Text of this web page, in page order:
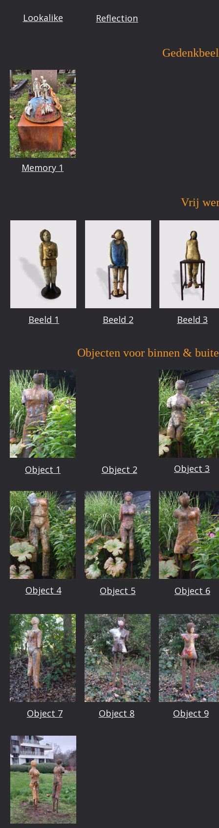
Lookalike Reflection
Vrij
Memory 1
Beeld 1 Beeld 2 Beeld 3
Objecten voor binnen &
Object 1 Object 2 Object 3
Object 4 Object 5 Object 6
Object 7 Object 8 Object 9